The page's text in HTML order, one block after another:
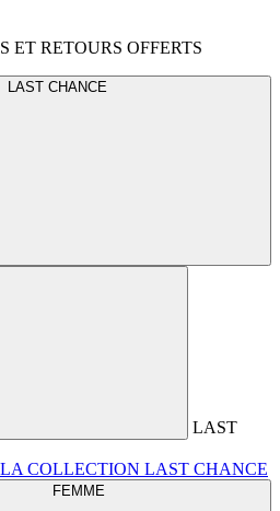
ET RETOURS OFFERTS
LAST CHANCE
LAST
COLLECTION LAST CHANCE
FEMME